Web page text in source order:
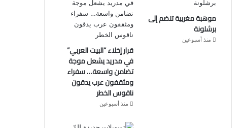
موهبة مغربية تنضم إلى
برشلونة
منذ أسبوعين
قرار إخلاء “البيت العربي”
في مدريد يشعل موجة
تضامن واسعة… سفراء
ومثقفون عرب يدقون
ناقوس الخطر
منذ أسبوعين